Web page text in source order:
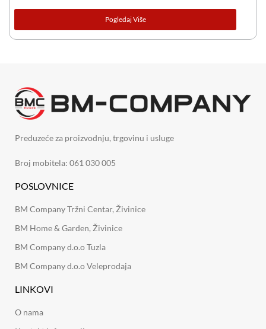
Pogledaj Više
Preduzeće za proizvodnju, trgovinu i usluge
Broj mobitela: 061 030 005
POSLOVNICE
BM Company Tržni Centar, Živinice
BM Home & Garden, Živinice
BM Company d.o.o Tuzla
BM Company d.o.o Veleprodaja
LINKOVI
O nama